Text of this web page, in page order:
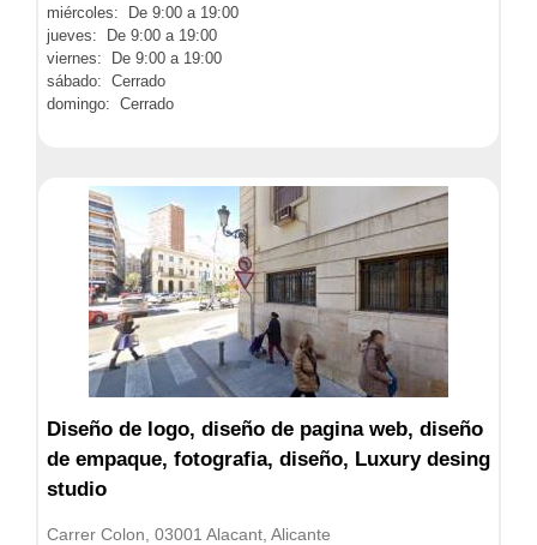
miércoles: De 9:00 a 19:00
jueves: De 9:00 a 19:00
viernes: De 9:00 a 19:00
sábado: Cerrado
domingo: Cerrado
Diseño de logo, diseño de pagina web, diseño
de empaque, fotografia, diseño, Luxury desing
studio
Carrer Colon, 03001 Alacant, Alicante